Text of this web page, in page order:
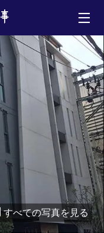
すべての写真を見る